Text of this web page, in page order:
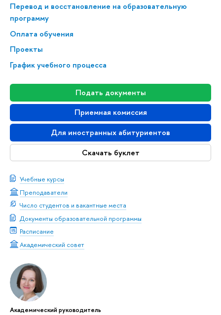
Перевод и восстановление на образовательную
программу
Оплата обучения
Проекты
График учебного процесса
Подать документы
Приемная комиссия
Для иностранных абитуриентов
Скачать буклет
Учебные курсы
Преподаватели
Число студентов и вакантные места
Документы образовательной программы
Расписание
Академический совет
Академический руководитель